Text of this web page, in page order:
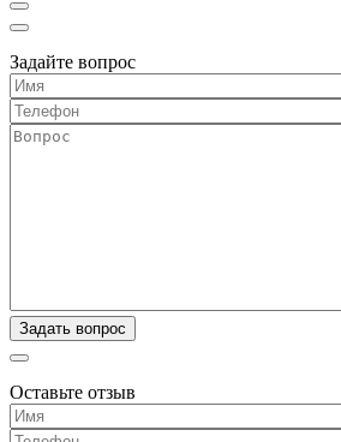
Задайте вопрос
Оставьте отзыв